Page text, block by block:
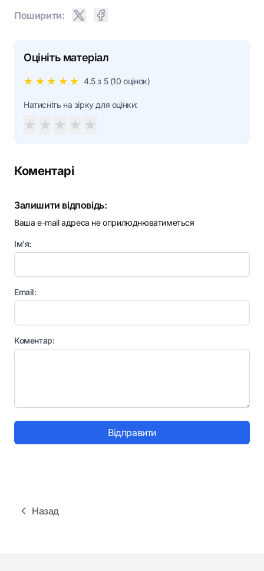
Поширити:
Оцініть матеріал
★ ★ ★ ★ ★ 4.5з 5 (10 оцінок)
Натисніть на зірку для оцінки:
★ ★ ★ ★ ★
Коментарі
Залишити відповідь:
Ваша e-mail адреса не оприлюднюватиметься
Ім'я:
Email:
Коментар:
Відправити
Назад